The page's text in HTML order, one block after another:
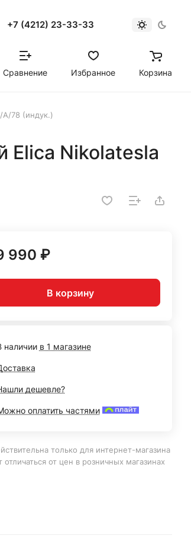
+7 (4212) 23-33-33
Сравнение Избранное Корзина
A/78 (индук.)
Elica Nikolatesla
990 ₽
В корзину
наличии в 1 магазине
дешевле?
оплатить частями
только для интернет-магазина
от цен в розничных магазинах